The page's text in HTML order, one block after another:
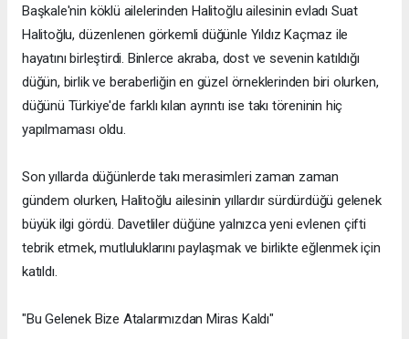
Başkale'nin köklü ailelerinden Halitoğlu ailesinin evladı Suat
Halitoğlu, düzenlenen görkemli düğünle Yıldız Kaçmaz ile
hayatını birleştirdi. Binlerce akraba, dost ve sevenin katıldığı
düğün, birlik ve beraberliğin en güzel örneklerinden biri olurken,
düğünü Türkiye'de farklı kılan ayrıntı ise takı töreninin hiç
yapılmaması oldu.
Son yıllarda düğünlerde takı merasimleri zaman zaman
gündem olurken, Halitoğlu ailesinin yıllardır sürdürdüğü gelenek
büyük ilgi gördü. Davetliler düğüne yalnızca yeni evlenen çifti
tebrik etmek, mutluluklarını paylaşmak ve birlikte eğlenmek için
katıldı.
"Bu Gelenek Bize Atalarımızdan Miras Kaldı"